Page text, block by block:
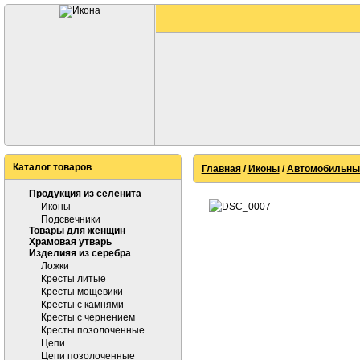
Каталог товаров
Продукция из селенита
Иконы
Подсвечники
Товары для женщин
Храмовая утварь
Изделияя из серебра
Ложки
Кресты литые
Кресты мощевики
Кресты с камнями
Кресты с чернением
Кресты позолоченные
Цепи
Цепи позолоченные
Главная/ Иконы/